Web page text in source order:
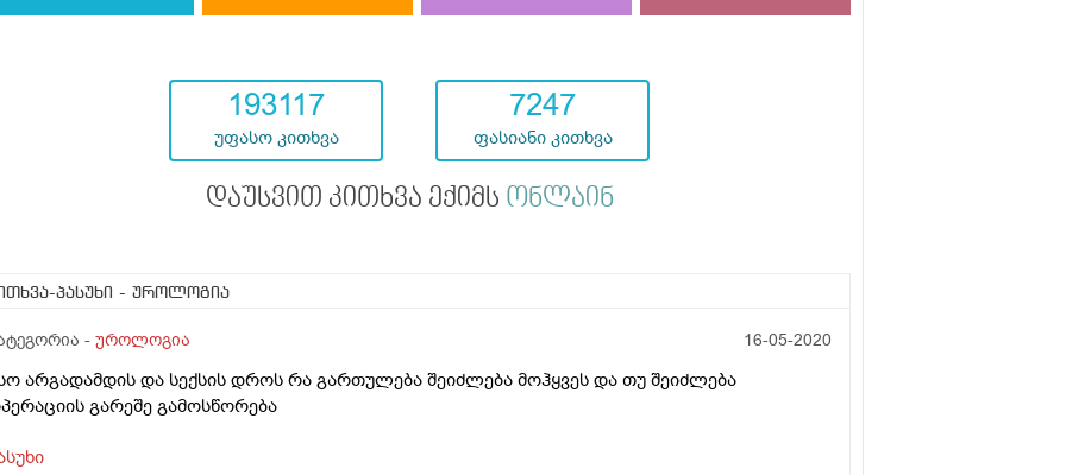
193117
უფასო კითხვა
7247
ფასიანი კითხვა
დაუსვით კითხვა ექიმს ონლაინ
პასუხი - უროლოგია
- უროლოგია 16-05-2020
არგადამდის და სექსის დროს რა გართულება შეიძლება მოჰყვეს და თუ შეიძლება
გარეშე გამოსწორება